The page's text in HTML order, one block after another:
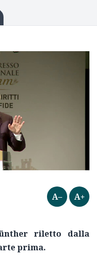
A– A+
riletto dalla
prima.